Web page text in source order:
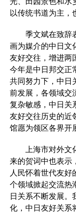
以传统书道为主，
季文斌在致辞表
画为媒介的中日文
友好交往，增进两
今年是中日邦交正
共同努力下，中日
前发展，各领域交
复杂敏感，中日关
友好交往历史的近
馆愿为领区各界开
上海市对外文化
来的贺词中也表示
人民怀着世代友好
个领域掀起交流热
日关系不断发展。
化，中日友好关系